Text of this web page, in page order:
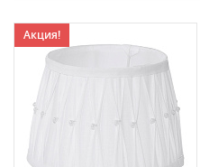
Акция!